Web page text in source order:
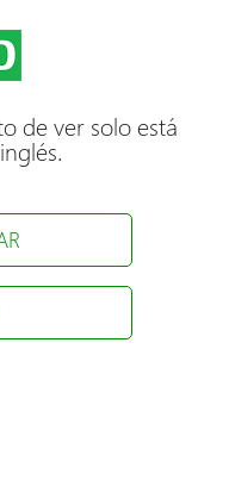
de ver solo está